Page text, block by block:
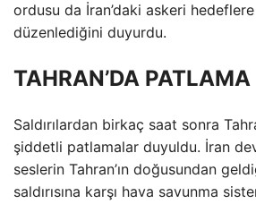
ordusu da İran’daki askeri hedeflere
düzenlediğini duyurdu.
TAHRAN’DA PATLAMA
Saldırılardan birkaç saat sonra
şiddetli patlamalar duyuldu. İran
seslerin Tahran’ın doğusundan
saldırısına karşı hava savunma